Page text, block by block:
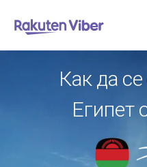
Как да
Египет